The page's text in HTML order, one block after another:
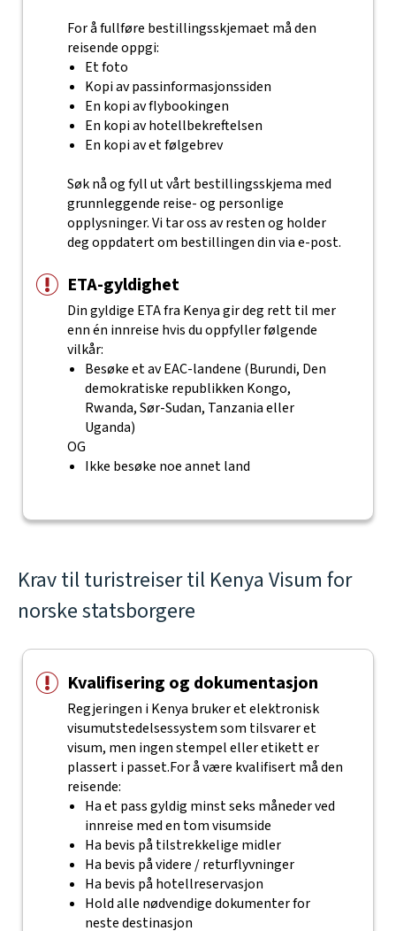
For å fullføre bestillingsskjemaet må den
reisende oppgi:
Et foto
Kopi av passinformasjonssiden
En kopi av flybookingen
En kopi av hotellbekreftelsen
En kopi av et følgebrev
Søk nå og fyll ut vårt bestillingsskjema med
grunnleggende reise- og personlige
opplysninger. Vi tar oss av resten og holder
deg oppdatert om bestillingen din via e-post.
ETA-gyldighet
Din gyldige ETA fra Kenya gir deg rett til mer
enn én innreise hvis du oppfyller følgende
vilkår:
Besøke et av EAC-landene (Burundi, Den
demokratiske republikken Kongo,
Rwanda, Sør-Sudan, Tanzania eller
Uganda)
OG
Ikke besøke noe annet land
Krav til turistreiser til Kenya Visum for
norske statsborgere
Kvalifisering og dokumentasjon
Regjeringen i Kenya bruker et elektronisk
visumutstedelsessystem som tilsvarer et
visum, men ingen stempel eller etikett er
plassert i passet.For å være kvalifisert må den
reisende:
Ha et pass gyldig minst seks måneder ved
innreise med en tom visumside
Ha bevis på tilstrekkelige midler
Ha bevis på videre / returflyvninger
Ha bevis på hotellreservasjon
Hold alle nødvendige dokumenter for
neste destinasjon